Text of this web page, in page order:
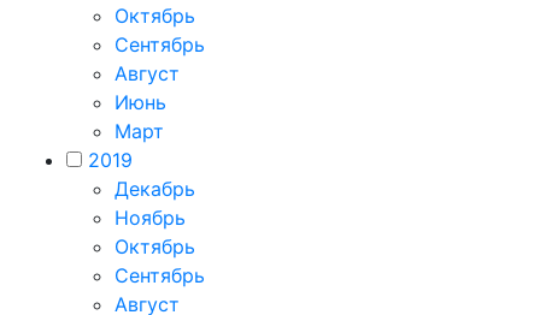
Октябрь
Сентябрь
Август
Июнь
Март
2019
Декабрь
Ноябрь
Октябрь
Сентябрь
Август